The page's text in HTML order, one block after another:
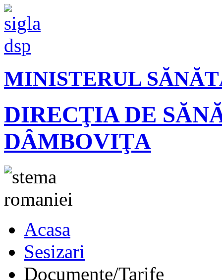
MINISTERUL
DIRECŢIA DE
DÂMBOVIŢA
Acasa
Sesizari
Documente/Tarife